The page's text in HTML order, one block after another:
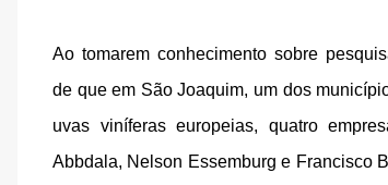
Ao tomarem conhecimento sobre
de que em São Joaquim, um dos
uvas viníferas europeias, quatro
Abbdala, Nelson Essemburg e Francisco